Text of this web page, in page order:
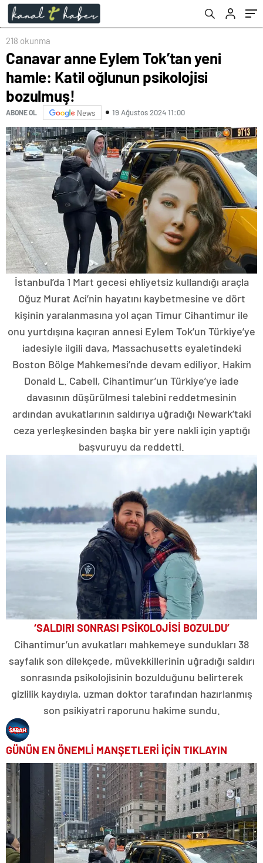
218 okunma
Canavar anne Eylem Tok’tan yeni
hamle: Katil oğlunun psikolojisi
bozulmuş!
ABONE OL News 19 Ağustos 2024 11:00
İstanbul’da 1 Mart gecesi ehliyetsiz kullandığı araçla
Oğuz Murat Aci’nin hayatını kaybetmesine ve dört
kişinin yaralanmasına yol açan Timur Cihantimur ile
onu yurtdışına kaçıran annesi Eylem Tok’un Türkiye’ye
iadesiyle ilgili dava, Massachusetts eyaletindeki
Boston Bölge Mahkemesi’nde devam ediliyor. Hakim
Donald L. Cabell, Cihantimur’un Türkiye’ye iade
davasının düşürülmesi talebini reddetmesinin
ardından avukatlarının saldırıya uğradığı Newark’taki
ceza yerleşkesinden başka bir yere nakli için yaptığı
başvuruyu da reddetti.
‘SALDIRI SONRASI PSİKOLOJİSİ BOZULDU’
Cihantimur’un avukatları mahkemeye sundukları 38
sayfalık son dilekçede, müvekkillerinin uğradığı saldırı
sonrasında psikolojisinin bozulduğunu belirterek
gizlilik kaydıyla, uzman doktor tarafından hazırlanmış
son psikiyatri raporunu hakime sundu.
GÜNÜN EN ÖNEMLİ MANŞETLERİ İÇİN TIKLAYIN